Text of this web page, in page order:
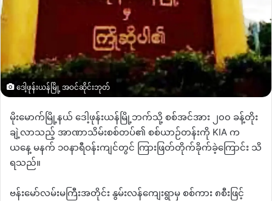
ဒေါ့ဖုန်းယန်မြို့ အဝင်ဆိုင်းဘုတ်
မိုးမောက်မြို့နယ် ဒေါ့ဖုန်းယန်မြို့ဘက်သို့ စစ်အင်အား ၂၀၀ ခန့်တိုး
ချဲ့လာသည့် အာဏာသိမ်းစစ်တပ်၏ စစ်ယာဉ်တန်းကို KIA က
ယနေ့ မနက် ၁၀နာရီဝန်းကျင်တွင် ကြားဖြတ်တိုက်ခိုက်ခဲ့ကြောင်း သိ
ရသည်။
ဗန်းမော်လမ်းမကြီးအတိုင်း နွမ်းလန်ကျေးရွာမှ စစ်ကား ၈စီးဖြင့်